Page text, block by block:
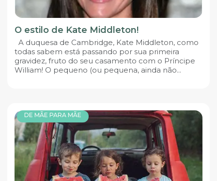
O estilo de Kate Middleton!
A duquesa de Cambridge, Kate Middleton, como
todas sabem está passando por sua primeira
gravidez, fruto do seu casamento com o Príncipe
William! O pequeno (ou pequena, ainda não...
DE MÃE PARA MÃE